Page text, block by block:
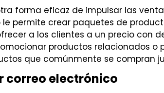
forma eficaz de impulsar las
permite crear paquetes de
a los clientes a un precio con
productos relacionados o
que comúnmente se compran
correo electrónico